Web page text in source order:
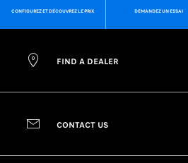
CONFIGUREZ ET DÉCOUVREZ LE PRIX DEMANDEZ UN ESSAI
FIND A DEALER
CONTACT US